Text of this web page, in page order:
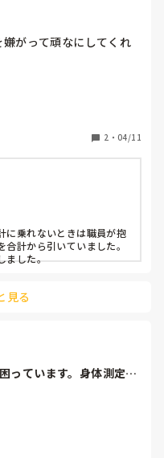
がって頑なにしてくれ
、何するのも嫌、シール
、具体的に何が怖いのか
チ)を乗せてみても断固拒
2 ・ 04/11
に乗れないときは職員が抱
計から引いていました。
ました。
ますので、ご家庭に事情を
見る
っています。身体測定の